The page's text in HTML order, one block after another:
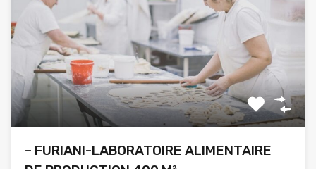
– FURIANI-LABORATOIRE ALIMENTAIRE